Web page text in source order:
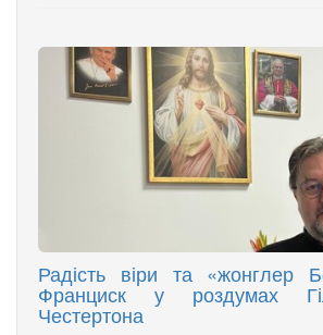
Радість віри та «жонглер
Франциск у роздумах
Честертона